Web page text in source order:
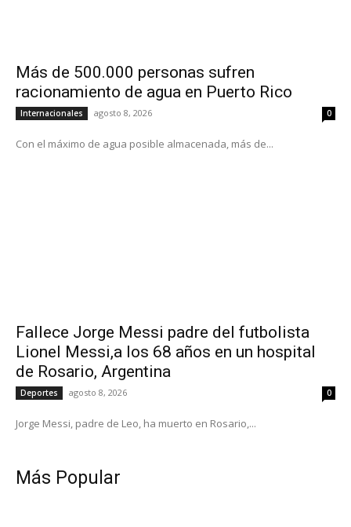
Más de 500.000 personas sufren
racionamiento de agua en Puerto Rico
Internacionales agosto 8, 2026 0
Con el máximo de agua posible almacenada, más de...
Fallece Jorge Messi padre del futbolista
Lionel Messi,a los 68 años en un hospital
de Rosario, Argentina
Deportes agosto 8, 2026 0
Jorge Messi, padre de Leo, ha muerto en Rosario,...
Más Popular